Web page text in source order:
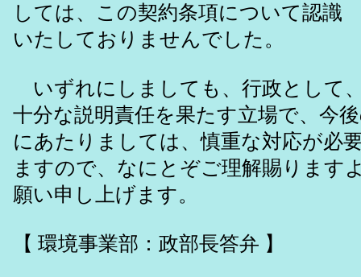
しては、この契約条項について認識
いたしておりませんでした。
いずれにしましても、行政として
十分な説明責任を果たす立場で、今
にあたりましては、慎重な対応が必
ますので、なにとぞご理解賜ります
願い申し上げます。
【 環境事業部：政部長答弁 】